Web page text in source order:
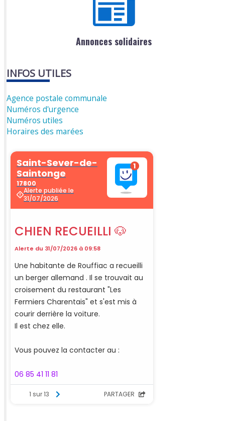
Annonces solidaires
INFOS UTILES
Agence postale communale
Numéros d'urgence
Numéros utiles
Horaires des marées